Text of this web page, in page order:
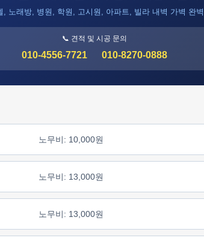
, 노래방, 병원, 학원, 고시원, 아파트, 빌라 내벽 가벽 완
📞 견적 및 시공 문의
010-4556-7721 010-8270-0888
노무비: 10,000원
노무비: 13,000원
노무비: 13,000원